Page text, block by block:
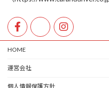
HOME
運営会社
個人情報保護方針